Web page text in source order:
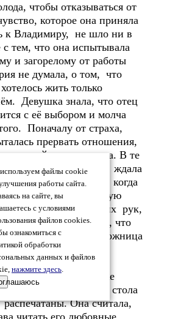
чтобы отказываться от
которое она приняла
к Владимиру, не шло ни в
с тем, что она испытывала
и загорелому от работы
не думала, о том, что
жить только
Девушка знала, что отец
с её выбором и молча
Поначалу от страха,
прервать отношения,
но не смогла. В те
с замиранием сердца ждала
от любимого, а, когда
скомканную
несколько детских рук,
читала, понимая, что
дороги нет. Она заложница
приходили так же
в ящике её стола
Она считала,
читать его любовные
файлы cookie
работы сайта.
на сайте, вы
с условиями
файлов cookies.
ознакомиться с
обработки
данных и файлов
нажмите здесь.